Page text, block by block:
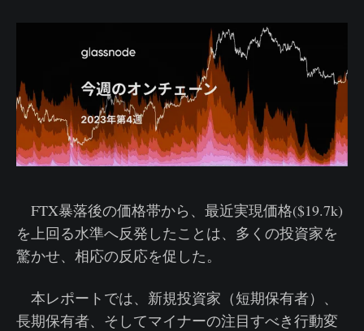
FTX暴落後の価格帯から、最近実現価格($19.7k)
を上回る水準へ反発したことは、多くの投資家を
驚かせ、相応の反応を促した。
本レポートでは、新規投資家（短期保有者）、
長期保有者、そしてマイナーの注目すべき行動変